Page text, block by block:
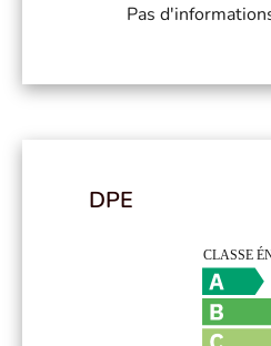
Pas
DPE